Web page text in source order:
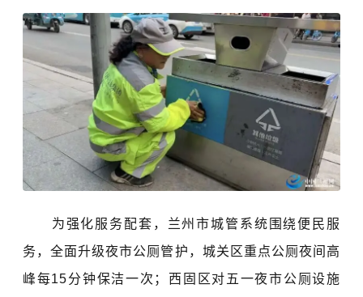
为强化服务配套，兰州市城管系统围绕便民服
务，全面升级夜市公厕管护，城关区重点公厕夜间高
峰每15分钟保洁一次；西固区对五一夜市公厕设施